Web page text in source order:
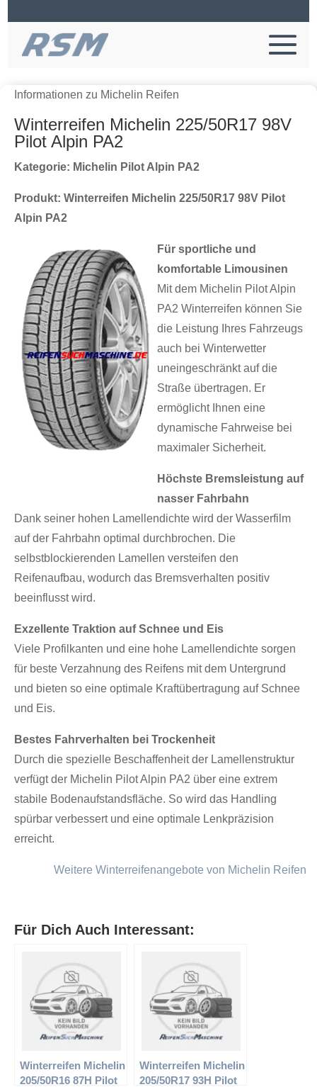
Informationen zu Michelin Reifen
Winterreifen Michelin 225/50R17 98V
Pilot Alpin PA2
Kategorie: Michelin Pilot Alpin PA2
Produkt: Winterreifen Michelin 225/50R17 98V Pilot
Alpin PA2
Für sportliche und
komfortable Limousinen
Mit dem Michelin Pilot Alpin
PA2 Winterreifen können Sie
die Leistung Ihres Fahrzeugs
auch bei Winterwetter
uneingeschränkt auf die
Straße übertragen. Er
ermöglicht Ihnen eine
dynamische Fahrweise bei
maximaler Sicherheit.
Höchste Bremsleistung auf
nasser Fahrbahn
Dank seiner hohen Lamellendichte wird der Wasserfilm
auf der Fahrbahn optimal durchbrochen. Die
selbstblockierenden Lamellen versteifen den
Reifenaufbau, wodurch das Bremsverhalten positiv
beeinflusst wird.
Exzellente Traktion auf Schnee und Eis
Viele Profilkanten und eine hohe Lamellendichte sorgen
für beste Verzahnung des Reifens mit dem Untergrund
und bieten so eine optimale Kraftübertragung auf Schnee
und Eis.
Bestes Fahrverhalten bei Trockenheit
Durch die spezielle Beschaffenheit der Lamellenstruktur
verfügt der Michelin Pilot Alpin PA2 über eine extrem
stabile Bodenaufstandsfläche. So wird das Handling
spürbar verbessert und eine optimale Lenkpräzision
erreicht.
Weitere Winterreifenangebote von Michelin Reifen
Für Dich Auch Interessant:
Winterreifen Michelin
205/50R16 87H Pilot
Winterreifen Michelin
205/50R17 93H Pilot